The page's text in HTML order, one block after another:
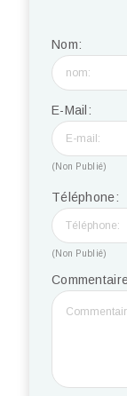
Nom:
E-Mail:
(Non Publié)
Téléphone:
(Non Publié)